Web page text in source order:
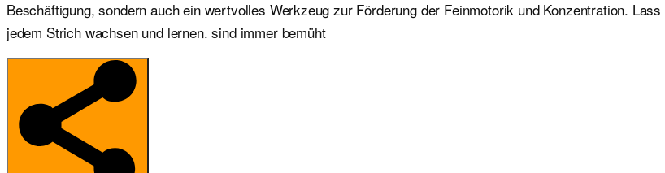
Beschäftigung, sondern auch ein wertvolles Werkzeug zur Förderung der Feinmotorik und Konzentration.
jedem Strich wachsen und lernen. sind immer bemüht